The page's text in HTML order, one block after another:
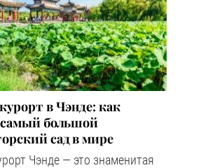
в Чэнде: как
самый большой
сад в мире
Чэнде — это знаменитая